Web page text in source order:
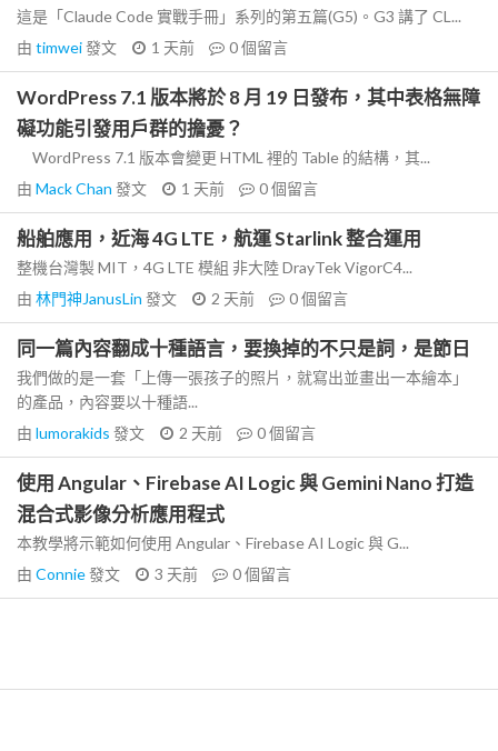
這是「Claude Code 實戰手冊」系列的第五篇(G5)。G3 講了 CL...
由 timwei發文 1 天前 0個留言
WordPress 7.1 版本將於 8 月 19 日發布，其中表格無障
礙功能引發用戶群的擔憂？
WordPress 7.1 版本會變更 HTML 裡的 Table 的結構，其...
由 Mack Chan 發文 1 天前 0個留言
船舶應用，近海 4G LTE，航運 Starlink 整合運用
整機台灣製 MIT，4G LTE 模組 非大陸 DrayTek VigorC4...
由 林門神JanusLin 發文 2 天前 0個留言
同一篇內容翻成十種語言，要換掉的不只是詞，是節日
我們做的是一套「上傳一張孩子的照片，就寫出並畫出一本繪本」
的產品，內容要以十種語...
由 lumorakids 發文 2 天前 0個留言
使用 Angular、Firebase AI Logic 與 Gemini Nano 打造
混合式影像分析應用程式
本教學將示範如何使用 Angular、Firebase AI Logic 與 G...
由 Connie發文 3 天前 0個留言